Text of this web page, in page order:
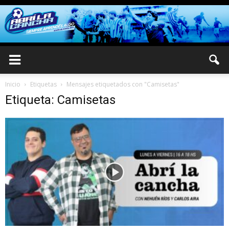
Inicio Etiquetas Mensajes etiquetados con "Camisetas"
Etiqueta: Camisetas